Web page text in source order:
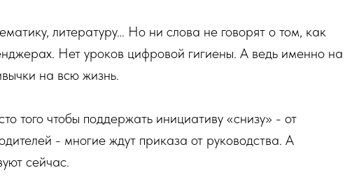
литературу… Но ни слова не говорят о том, как
Нет уроков цифровой гигиены. А ведь именно на
на всю жизнь.
того чтобы поддержать инициативу «снизу» - от
- многие ждут приказа от руководства. А
сейчас.